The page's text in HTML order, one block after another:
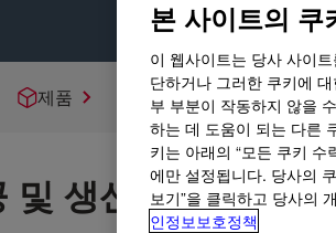
제품 지원
및 생산성 향상
본 사이트의 쿠
이 웹사이트는 당사 사이
단하거나 그러한 쿠키에
부 부분이 작동하지 않을
하는 데 도움이 되는 다른
키는 아래의 “모든 쿠키
에만 설정됩니다. 당사의
보기”을 클릭하고 당사의
인정보보호정책